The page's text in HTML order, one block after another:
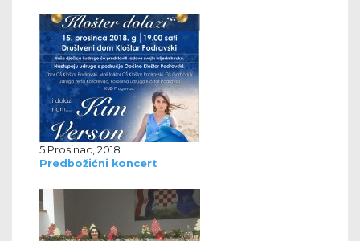
5 Prosinac, 2018
Predbožićni koncert